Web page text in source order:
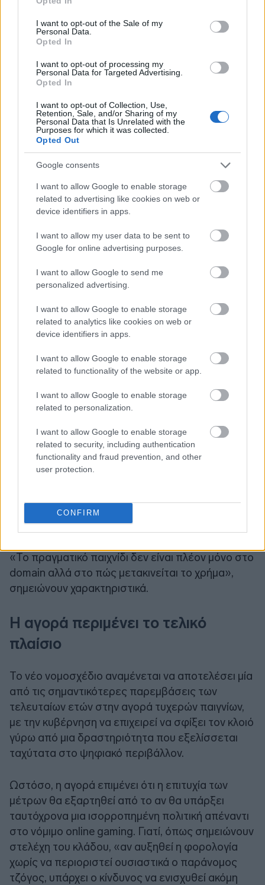
use your data for below specified purposes in below Google
consent section.
I want to opt-out of the Sale of my
Personal Data.
Opted In
I want to opt-out of processing my
Personal Data for Targeted Advertising.
Opted In
I want to opt-out of Collection, Use,
Retention, Sale, and/or Sharing of my
Personal Data that Is Unrelated with the
Purposes for which it was collected.
Opted Out
Google consents
I want to allow Google to enable storage
related to advertising like cookies on web or
device identifiers in apps.
I want to allow my user data to be sent to
Google for online advertising purposes.
I want to allow Google to send me
personalized advertising.
I want to allow Google to enable storage
related to analytics like cookies on web or
device identifiers in apps.
I want to allow Google to enable storage
related to functionality of the website or app.
I want to allow Google to enable storage
related to personalization.
I want to allow Google to enable storage
related to security, including authentication
functionality and fraud prevention, and other
user protection.
CONFIRM
αδειοδοτημένες πλατφόρμες. Στο επίκεντρο των
συζητήσεων βρίσκεται το λεγόμενο PSP
Blocking, δηλαδή η δυνατότητα αποκλεισμού
τραπεζών, fintech εταιρειών και παρόχων
πληρωμών.
ουσιαστικό έλεγχο στις πληρωμές, οι παράνομες
πλατφόρμες θα συνεχίσουν να επανεμφανίζονται
«Το πραγματικό παιχνίδι δεν είναι πλέον μόνο στο
domain αλλά στο πώς μετακινείται το χρήμα»,
σημειώνουν χαρακτηριστικά.
Η αγορά περιμένει το τελικό
πλαίσιο
Το νέο νομοσχέδιο αναμένεται να αποτελέσει μία
από τις σημαντικότερες παρεμβάσεις των
τελευταίων ετών στην αγορά τυχερών παιγνίων,
με την κυβέρνηση να επιχειρεί να σφίξει τον κλοιό
γύρω από μια δραστηριότητα που εξελίσσεται
ταχύτατα στο ψηφιακό περιβάλλον.
Ωστόσο, η αγορά επιμένει ότι η επιτυχία των
μέτρων θα εξαρτηθεί από το αν θα υπάρξει
ταυτόχρονα μια ισορροπημένη πολιτική απέναντι
στο νόμιμο online gaming. Γιατί, όπως σημειώνουν
στελέχη του κλάδου, «αν αυξηθεί η φορολογία
χωρίς να περιοριστεί ουσιαστικά ο παράνομος
τζόγος, υπάρχει ο κίνδυνος να ενισχυθεί ακόμη